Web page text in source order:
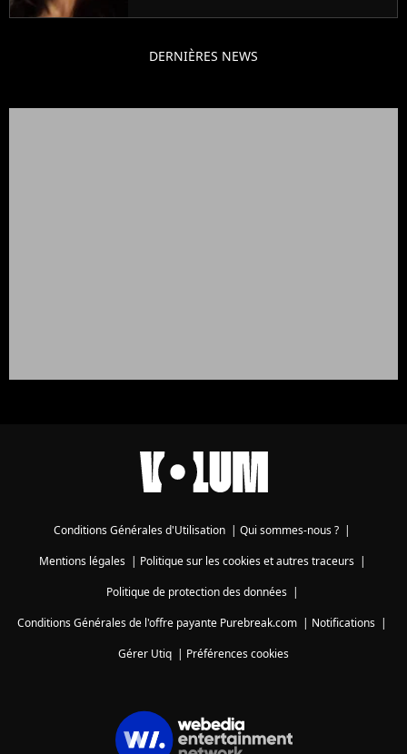
DERNIÈRES NEWS
Conditions Générales d'Utilisation | Qui sommes-nous ? |
Mentions légales| Politique sur les cookies et autres traceurs|
Politique de protection des données|
Conditions Générales de l'offre payante Purebreak.com | Notifications |
Gérer Utiq | Préférences cookies